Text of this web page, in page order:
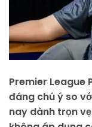
Premier League
đáng chú ý so
nay dành trọn